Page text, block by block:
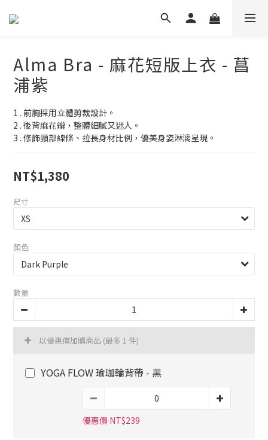
Alma Bra - 麻花短版上衣 - 菖
浦紫
1 . 前胸採用立體剪裁設計。
2 . 後背麻花辮，整體細膩又迷人。
3 . 修飾頸部線條、拉長身材比例，優美身姿淋漓呈現。
NT$1,380
尺寸
顏色
數量
以優惠價加購商品 (最多 1 件)
YOGA FLOW 瑜珈輪背帶 - 黑
優惠價 NT$239